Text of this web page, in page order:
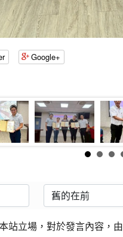
Google+
站立場，對於發言內容，